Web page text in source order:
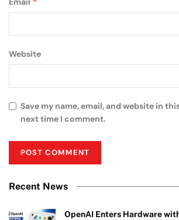
Website
Save my name, email, and website in
next time I comment.
Recent News
OpenAI Enters Hardware